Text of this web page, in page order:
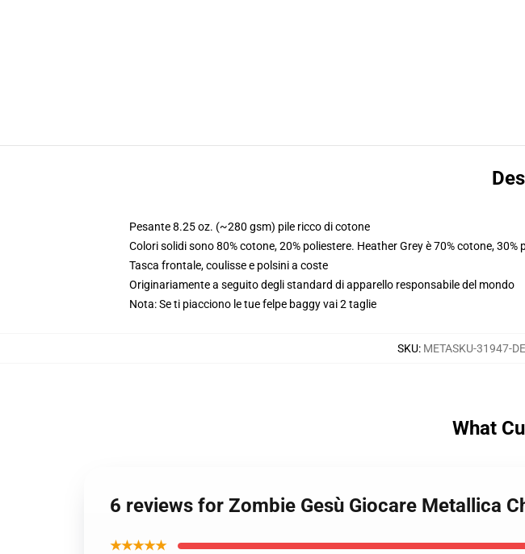
Pesante 8.25 oz. (~280 gsm) pile ricco di cotone
Colori solidi sono 80% cotone, 20% poliestere. Heather Grey è 70% cotone,
Tasca frontale, coulisse e polsini a coste
Originariamente a seguito degli standard di apparello responsabile del mondo
Nota: Se ti piacciono le tue felpe baggy vai 2 taglie
SKU: METASKU-31947-
What
6 reviews for Zombie Gesù Giocare Metallica
★★★★★